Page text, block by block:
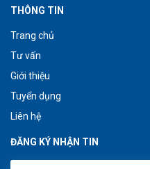
THÔNG TIN
Trang chủ
Tư vấn
Giới thiệu
Tuyển dụng
Liên hệ
ĐĂNG KÝ NHẬN TIN